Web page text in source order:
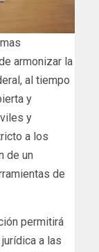
armonizar la
al tiempo
y
y
a los
de un
de
permitirá
a las